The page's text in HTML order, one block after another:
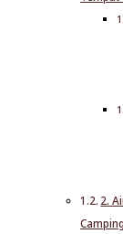
2.